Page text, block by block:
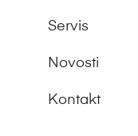
Servis
Novosti
Kontakt